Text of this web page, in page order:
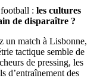
: les cultures
de disparaître ?
un match à Lisbonne,
tactique semble de
de pressing, les
d’entraînement des